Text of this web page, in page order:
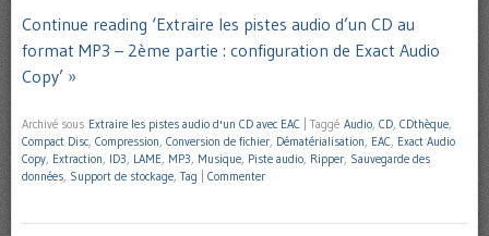
Continue reading ‘Extraire les pistes audio d’un CD au
format MP3 – 2ème partie : configuration de Exact Audio
Copy’ »
Archivé sous Extraire les pistes audio d'un CD avec EAC Taggé Audio CD CDthèque
Compact Disc Compression Conversion de fichier Dématérialisation EAC Exact Audio
Copy Extraction ID3 LAME MP3 Musique Piste audio Ripper Sauvegarde des
données Support de stockage Tag Commenter